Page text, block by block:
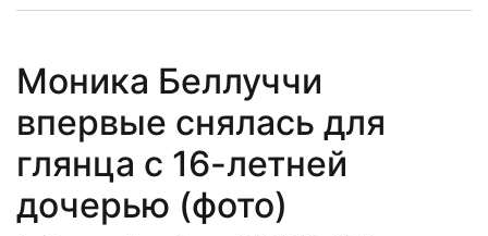
Моника Беллуччи
впервые снялась для
глянца с 16-летней
дочерью (фото)